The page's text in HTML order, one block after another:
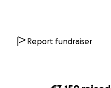
Report fundraiser